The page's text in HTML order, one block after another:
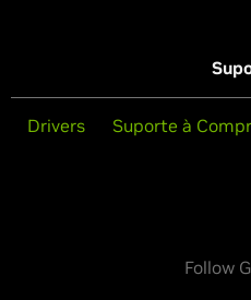
Drivers Suporte à
Follow